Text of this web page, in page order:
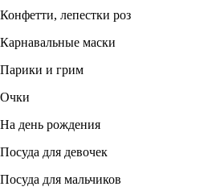
Конфетти, лепестки роз
Карнавальные маски
Парики и грим
Очки
На день рождения
Посуда для девочек
Посуда для мальчиков